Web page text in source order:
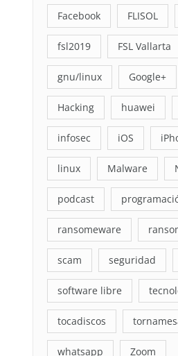
Facebook FLISOL
fsl2019 FSL Vallarta
gnu/linux Google+
Hacking huawei
infosec iOS
linux Malware
podcast
ransomeware
scam seguridad
software libre
tocadiscos
whatsapp Zoom